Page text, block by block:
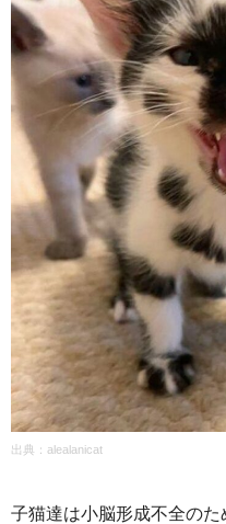
出典： alealanicat
子猫達は小脳形成不全の